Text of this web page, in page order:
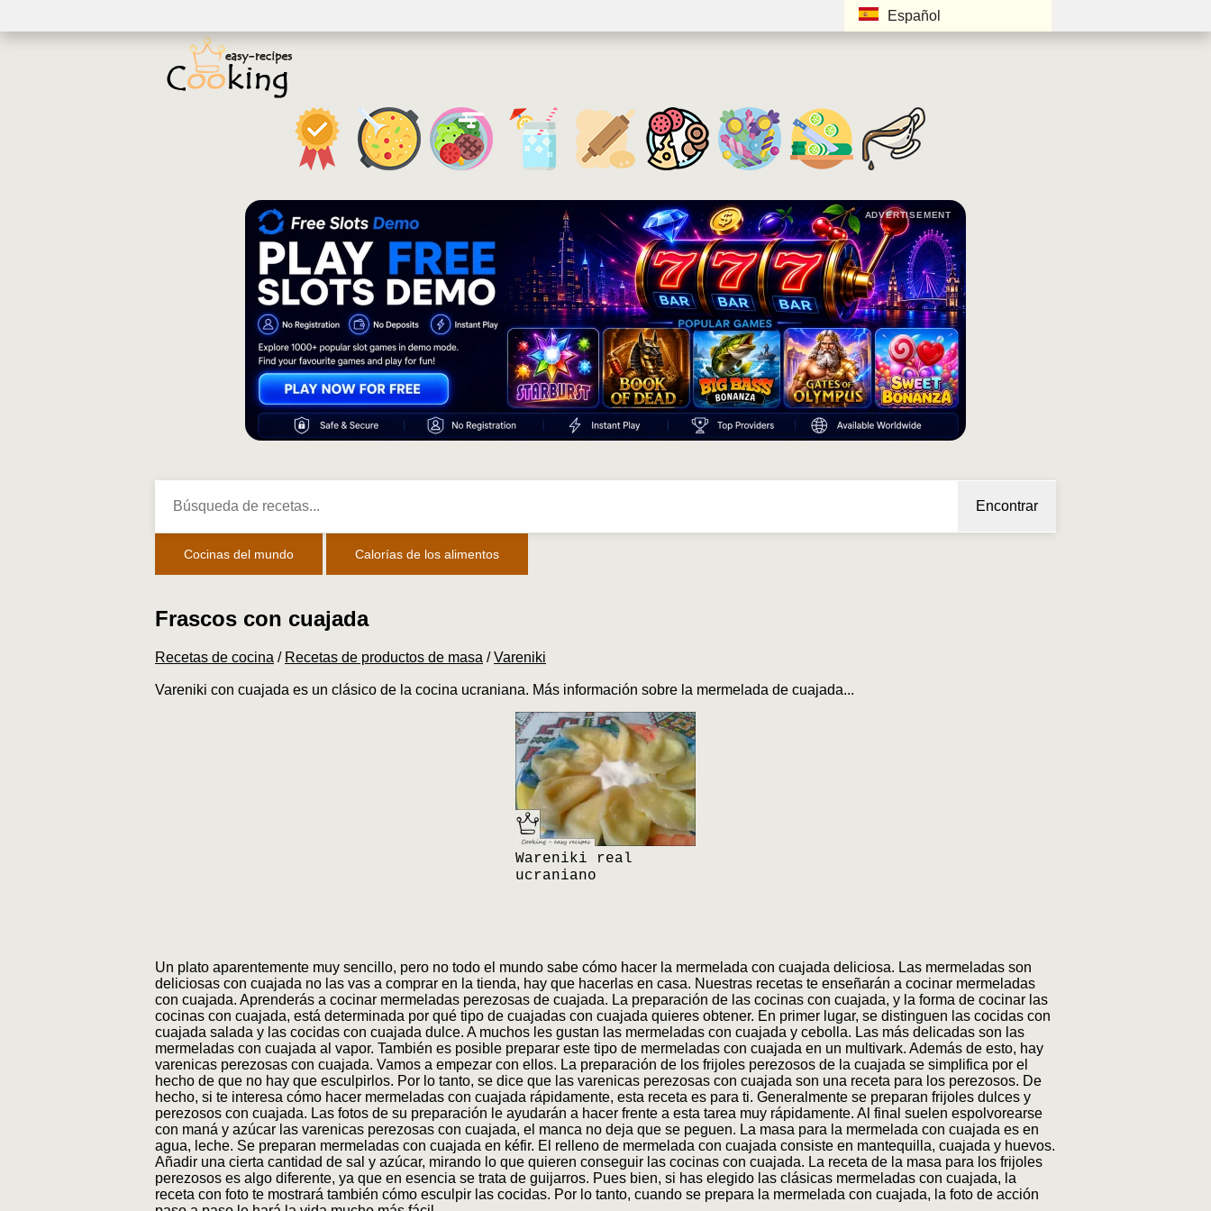
Español
ADVERTISEMENT
Encontrar
Cocinas del mundo Calorías de los alimentos
Frascos con cuajada
Recetas de cocina / Recetas de productos de masa /Vareniki
Vareniki con cuajada es un clásico de la cocina ucraniana. Más información sobre la mermelada de cuajada...
Wareniki real
ucraniano
Un plato aparentemente muy sencillo, pero no todo el mundo sabe cómo hacer la mermelada con cuajada deliciosa. Las mermeladas son
deliciosas con cuajada no las vas a comprar en la tienda, hay que hacerlas en casa. Nuestras recetas te enseñarán a cocinar mermeladas
con cuajada. Aprenderás a cocinar mermeladas perezosas de cuajada. La preparación de las cocinas con cuajada, y la forma de cocinar las
cocinas con cuajada, está determinada por qué tipo de cuajadas con cuajada quieres obtener. En primer lugar, se distinguen las cocidas con
cuajada salada y las cocidas con cuajada dulce. A muchos les gustan las mermeladas con cuajada y cebolla. Las más delicadas son las
mermeladas con cuajada al vapor. También es posible preparar este tipo de mermeladas con cuajada en un multivark. Además de esto, hay
varenicas perezosas con cuajada. Vamos a empezar con ellos. La preparación de los frijoles perezosos de la cuajada se simplifica por el
hecho de que no hay que esculpirlos. Por lo tanto, se dice que las varenicas perezosas con cuajada son una receta para los perezosos. De
hecho, si te interesa cómo hacer mermeladas con cuajada rápidamente, esta receta es para ti. Generalmente se preparan frijoles dulces y
perezosos con cuajada. Las fotos de su preparación le ayudarán a hacer frente a esta tarea muy rápidamente. Al final suelen espolvorearse
con maná y azúcar las varenicas perezosas con cuajada, el manca no deja que se peguen. La masa para la mermelada con cuajada es en
agua, leche. Se preparan mermeladas con cuajada en kéfir. El relleno de mermelada con cuajada consiste en mantequilla, cuajada y huevos.
Añadir una cierta cantidad de sal y azúcar, mirando lo que quieren conseguir las cocinas con cuajada. La receta de la masa para los frijoles
perezosos es algo diferente, ya que en esencia se trata de guijarros. Pues bien, si has elegido las clásicas mermeladas con cuajada, la
receta con foto te mostrará también cómo esculpir las cocidas. Por lo tanto, cuando se prepara la mermelada con cuajada, la foto de acción